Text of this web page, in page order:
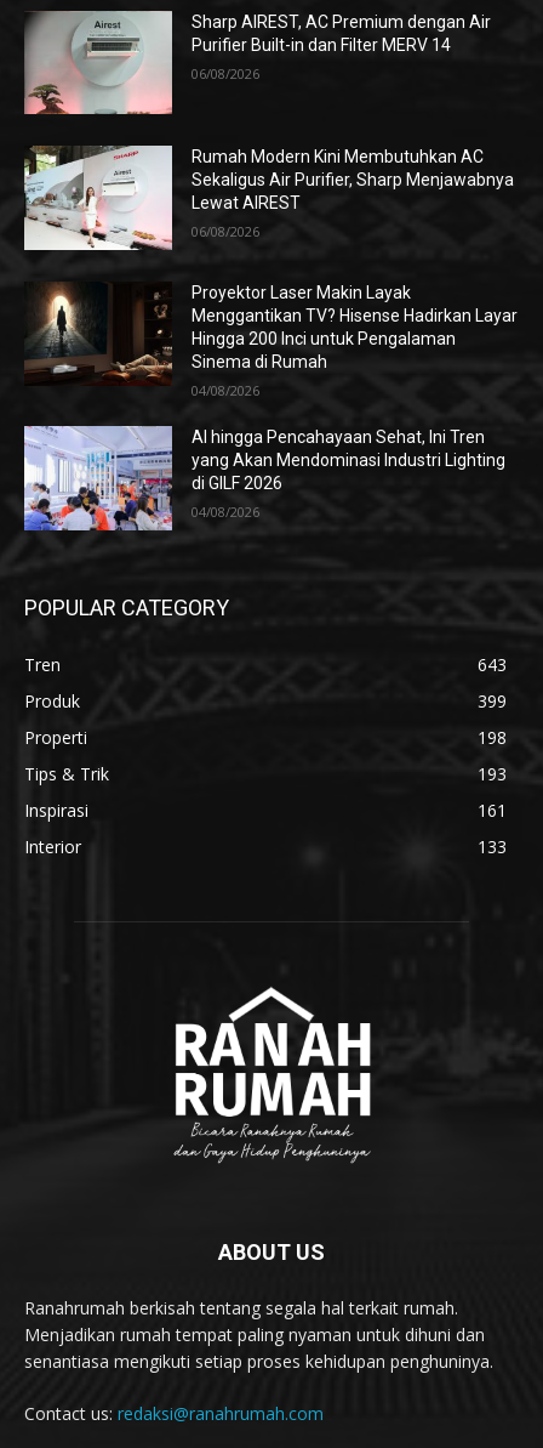
Sharp AIREST, AC Premium dengan Air
Purifier Built-in dan Filter MERV 14
06/08/2026
Rumah Modern Kini Membutuhkan AC
Sekaligus Air Purifier, Sharp Menjawabnya
Lewat AIREST
06/08/2026
Proyektor Laser Makin Layak
Menggantikan TV? Hisense Hadirkan Layar
Hingga 200 Inci untuk Pengalaman
Sinema di Rumah
04/08/2026
AI hingga Pencahayaan Sehat, Ini Tren
yang Akan Mendominasi Industri Lighting
di GILF 2026
04/08/2026
POPULAR CATEGORY
Tren
643
Produk
399
Properti
198
Tips & Trik
193
Inspirasi
161
Interior
133
ABOUT US
Ranahrumah berkisah tentang segala hal terkait rumah.
Menjadikan rumah tempat paling nyaman untuk dihuni dan
senantiasa mengikuti setiap proses kehidupan penghuninya.
Contact us: redaksi@ranahrumah.com